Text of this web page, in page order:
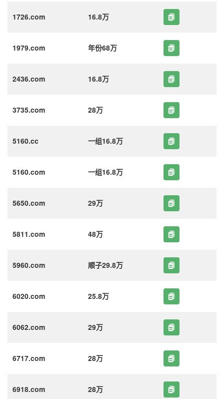
1726.com 16.8万
1979.com 年份68万
2436.com 16.8万
3735.com 28万
5160.cc 一组16.8万
5160.com 一组16.8万
5650.com 29万
5811.com 48万
5960.com 顺子29.8万
6020.com 25.8万
6062.com 29万
6717.com 28万
6918.com 28万